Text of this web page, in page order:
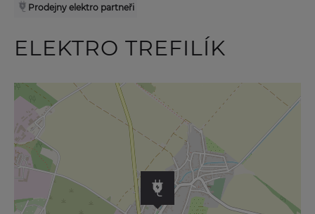
Prodejny elektro partneři
ELEKTRO TREFILÍK